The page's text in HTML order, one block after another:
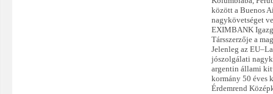
között a Buenos
nagykövetséget
EXIMBANK
Társszerzője a
Jelenleg az
jószolgálati
argentin állami
kormány 50 éves
Érdemrend